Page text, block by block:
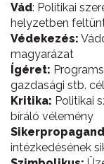
Vád: Politikai
helyzetben
Védekezés:
magyarázat
Ígéret:
gazdasági stb. cél
Kritika: Politikai
bíráló vélemény
intézkedésének